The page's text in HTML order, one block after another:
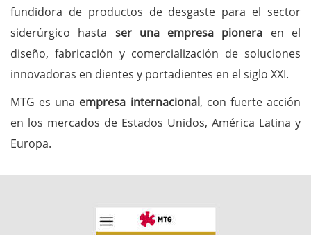
fundidora de productos de desgaste para el sector
siderúrgico hasta ser una empresa pionera en el
diseño, fabricación y comercialización de soluciones
innovadoras en dientes y portadientes en el siglo XXI.
MTG es una empresa internacional, con fuerte acción
en los mercados de Estados Unidos, América Latina y
Europa.